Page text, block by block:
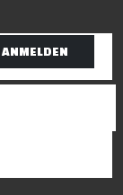
ANMELDEN